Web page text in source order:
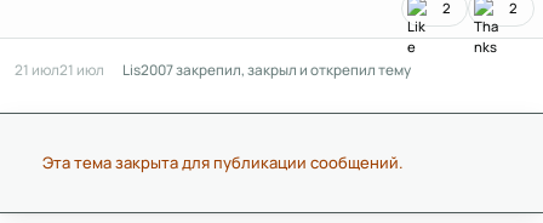
2 2
21 июл21 июл Lis2007закрепил, закрыл и открепил тему
Эта тема закрыта для публикации сообщений.